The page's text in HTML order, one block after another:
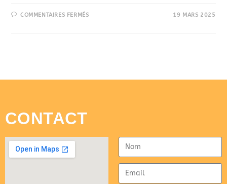
COMMENTAIRES FERMÉS 19 MARS 2025
CONTACT